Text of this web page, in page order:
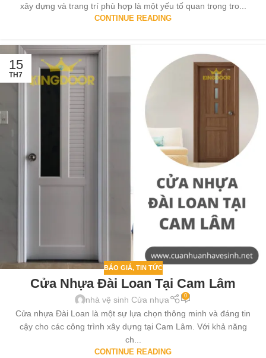
xây dựng và trang trí phù hợp là một yếu tố quan trọng tro...
CONTINUE READING
15
TH7
BÁO GIÁ, TIN TỨC
Cửa Nhựa Đài Loan Tại Cam Lâm
nhà vệ sinh Cửa nhựa 0
Cửa nhựa Đài Loan là một sự lựa chọn thông minh và đáng tin
cậy cho các công trình xây dựng tại Cam Lâm. Với khả năng
ch...
CONTINUE READING